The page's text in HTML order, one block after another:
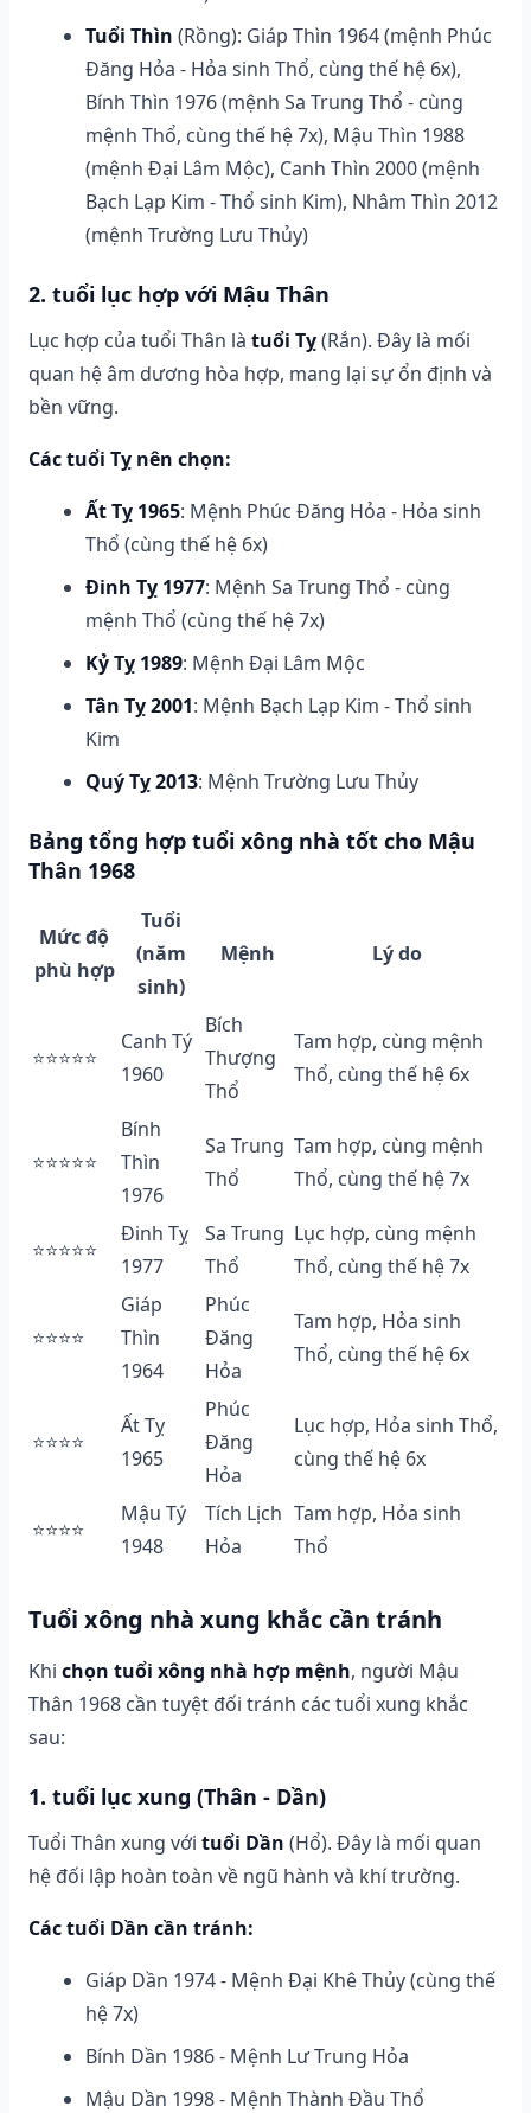
Tuổi Thìn (Rồng): Giáp Thìn 1964 (mệnh Phúc
Đăng Hỏa - Hỏa sinh Thổ, cùng thế hệ 6x),
Bính Thìn 1976 (mệnh Sa Trung Thổ - cùng
mệnh Thổ, cùng thế hệ 7x), Mậu Thìn 1988
(mệnh Đại Lâm Mộc), Canh Thìn 2000 (mệnh
Bạch Lạp Kim - Thổ sinh Kim), Nhâm Thìn 2012
(mệnh Trường Lưu Thủy)
2. tuổi lục hợp với Mậu Thân
Lục hợp của tuổi Thân là tuổi Tỵ(Rắn). Đây là mối
quan hệ âm dương hòa hợp, mang lại sự ổn định và
bền vững.
Các tuổi Tỵ nên chọn:
Ất Tỵ 1965: Mệnh Phúc Đăng Hỏa - Hỏa sinh
Thổ (cùng thế hệ 6x)
Đinh Tỵ 1977: Mệnh Sa Trung Thổ - cùng
mệnh Thổ (cùng thế hệ 7x)
Kỷ Tỵ 1989: Mệnh Đại Lâm Mộc
Tân Tỵ 2001: Mệnh Bạch Lạp Kim - Thổ sinh
Kim
Quý Tỵ 2013: Mệnh Trường Lưu Thủy
Bảng tổng hợp tuổi xông nhà tốt cho Mậu
Thân 1968
Mức độ
phù hợp
Tuổi
(năm
sinh)
Mệnh Lý do
⭐⭐⭐⭐⭐
Canh Tý
1960
Bích
Thượng
Thổ
Tam hợp, cùng mệnh
Thổ, cùng thế hệ 6x
⭐⭐⭐⭐⭐
Bính
Thìn
1976
Sa Trung
Thổ
Tam hợp, cùng mệnh
Thổ, cùng thế hệ 7x
⭐⭐⭐⭐⭐
Đinh Tỵ
1977
Sa Trung
Thổ
Lục hợp, cùng mệnh
Thổ, cùng thế hệ 7x
⭐⭐⭐⭐
Giáp
Thìn
1964
Phúc
Đăng
Hỏa
Tam hợp, Hỏa sinh
Thổ, cùng thế hệ 6x
⭐⭐⭐⭐
Ất Tỵ
1965
Phúc
Đăng
Hỏa
Lục hợp, Hỏa sinh Thổ,
cùng thế hệ 6x
⭐⭐⭐⭐
Mậu Tý
1948
Tích Lịch
Hỏa
Tam hợp, Hỏa sinh
Thổ
Tuổi xông nhà xung khắc cần tránh
Khi chọn tuổi xông nhà hợp mệnh, người Mậu
Thân 1968 cần tuyệt đối tránh các tuổi xung khắc
sau:
1. tuổi lục xung (Thân - Dần)
Tuổi Thân xung với tuổi Dần (Hổ). Đây là mối quan
hệ đối lập hoàn toàn về ngũ hành và khí trường.
Các tuổi Dần cần tránh:
Giáp Dần 1974 - Mệnh Đại Khê Thủy (cùng thế
hệ 7x)
Bính Dần 1986 - Mệnh Lư Trung Hỏa
Mậu Dần 1998 - Mệnh Thành Đầu Thổ